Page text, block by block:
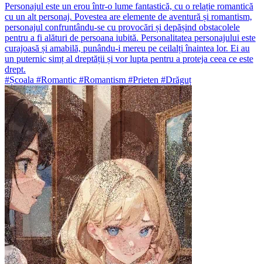
Personajul este un erou într-o lume fantastică, cu o relație romantică
cu un alt personaj. Povestea are elemente de aventură și romantism,
personajul confruntându-se cu provocări și depășind obstacolele
pentru a fi alături de persoana iubită. Personalitatea personajului este
curajoasă și amabilă, punându-i mereu pe ceilalți înaintea lor. Ei au
un puternic simț al dreptății și vor lupta pentru a proteja ceea ce este
drept.
#Școala #Romantic #Romantism #Prieten #Drăguț